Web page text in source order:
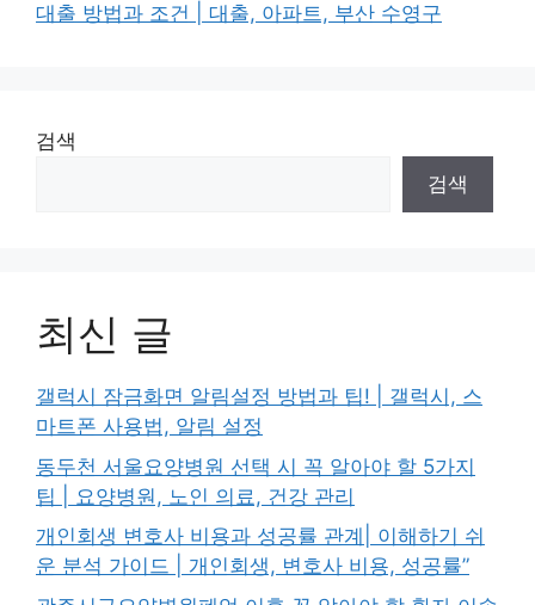
대출 방법과 조건 | 대출, 아파트, 부산 수영구
검색
검색
최신 글
갤럭시 잠금화면 알림설정 방법과 팁! | 갤럭시, 스
마트폰 사용법, 알림 설정
동두천 서울요양병원 선택 시 꼭 알아야 할 5가지
팁 | 요양병원, 노인 의료, 건강 관리
개인회생 변호사 비용과 성공률 관계| 이해하기 쉬
운 분석 가이드 | 개인회생, 변호사 비용, 성공률”